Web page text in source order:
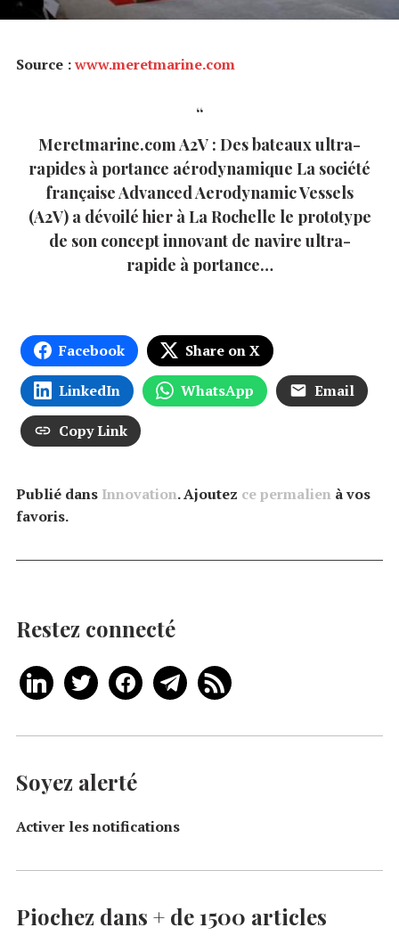
Source :www.meretmarine.com
Meretmarine.com A2V : Des bateaux ultra-
rapides à portance aérodynamique La société
française Advanced Aerodynamic Vessels
(A2V) a dévoilé hier à La Rochelle le prototype
de son concept innovant de navire ultra-
rapide à portance…
Facebook Share on X
LinkedIn WhatsApp Email
Copy Link
Publié dans Innovation. Ajoutez ce permalien à vos
favoris.
Restez connecté
Soyez alerté
Activer les notifications
Piochez dans + de 1500 articles